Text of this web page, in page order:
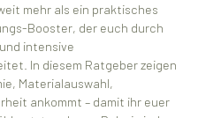
mehr als ein praktisches
Booster, der euch durch
intensive
In diesem Ratgeber zeigen
Materialauswahl,
ankommt – damit ihr euer